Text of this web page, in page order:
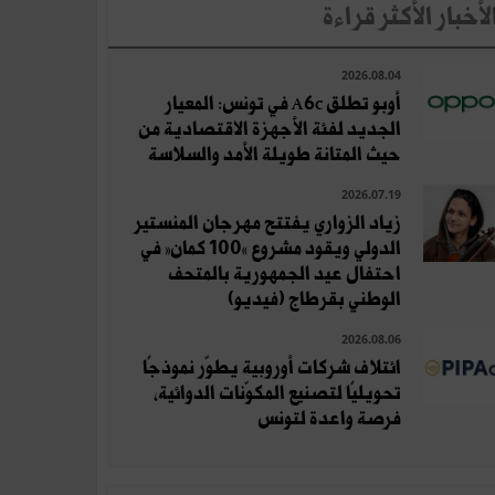
الأكثر قراءة
2026.08.04
أوبو تطلق A6c في تونس: المعيار
الجديد لفئة الأجهزة الاقتصادية من
حيث المتانة طويلة الأمد والسلاسة
2026.07.19
زياد الزواري يفتتح مهرجان المنستير
الدولي ويقود مشروع «100 كمان» في
احتفال عيد الجمهورية بالمتحف
الوطني بقرطاج (فيديو)
2026.08.06
ائتلاف شركات أوروبية يطوّر نموذجًا
تحويليًا لتصنيع المكوّنات الدوائية،
فرصة واعدة لتونس